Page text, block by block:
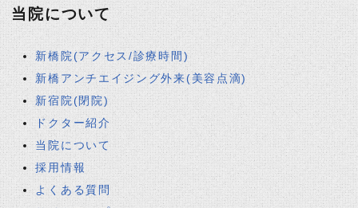
当院について
新橋院(アクセス/診療時間)
新橋アンチエイジング外来(美容点滴)
新宿院(閉院)
ドクター紹介
当院について
採用情報
よくある質問